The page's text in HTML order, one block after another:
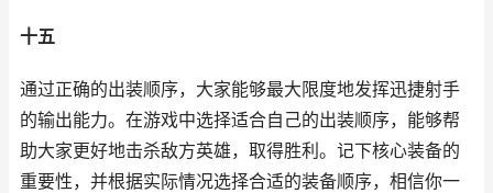
十五
通过正确的出装顺序，大家能够最大限度地发挥迅捷射手
的输出能力。在游戏中选择适合自己的出装顺序，能够帮
助大家更好地击杀敌方英雄，取得胜利。记下核心装备的
重要性，并根据实际情况选择合适的装备顺序，相信你一